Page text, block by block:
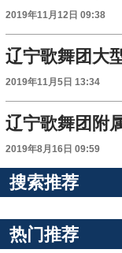
2019年11月12日 09:38
辽宁歌舞团大
2019年11月5日 13:34
辽宁歌舞团附
2019年8月16日 09:59
搜索推荐
热门推荐